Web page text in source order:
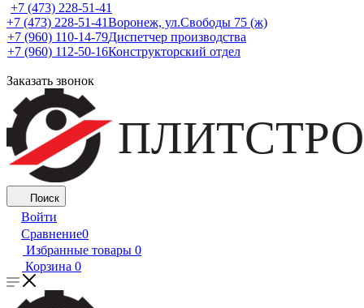
+7 (473) 228-51-41
+7 (473) 228-51-41Воронеж, ул.Свободы 75 (ж)
+7 (960) 110-14-79Диспетчер производства
+7 (960) 112-50-16Конструкторский отдел
Заказать звонок
Поиск
Войти
Сравнение0
Избранные товары 0
Корзина 0